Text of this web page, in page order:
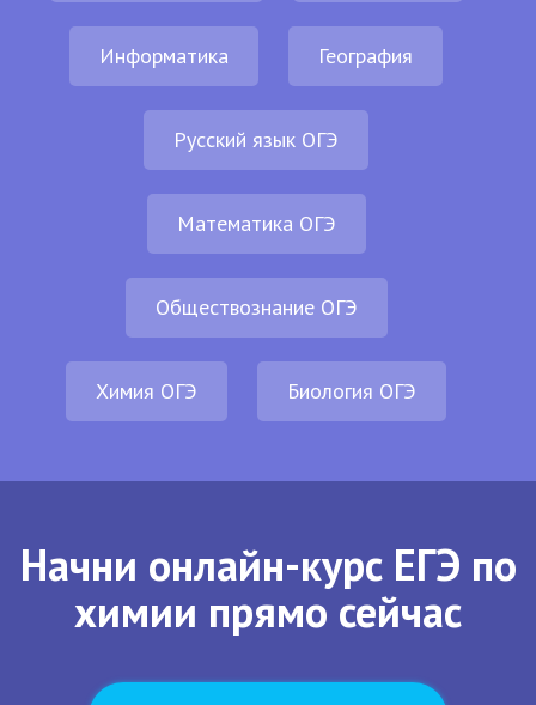
Информатика География
Русский язык ОГЭ
Математика ОГЭ
Обществознание ОГЭ
Химия ОГЭ Биология ОГЭ
Начни онлайн-курс ЕГЭ по
химии прямо сейчас